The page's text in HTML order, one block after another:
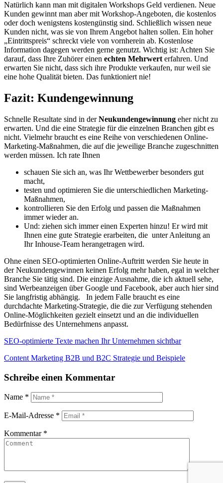
Natürlich kann man mit digitalen Workshops Geld verdienen. Neue
Kunden gewinnt man aber mit Workshop-Angeboten, die kostenlos
oder doch wenigstens kostengünstig sind. Schließlich wissen neue
Kunden nicht, was sie von Ihrem Angebot halten sollen. Ein hoher
„Eintrittspreis“ schreckt viele von vornherein ab. Kostenlose
Information dagegen werden gerne genutzt. Wichtig ist: Achten Sie
darauf, dass Ihre Zuhörer einen echten Mehrwert erfahren. Und
erwarten Sie nicht, dass sich ihre Produkte verkaufen, nur weil sie
eine hohe Qualität bieten. Das funktioniert nie!
Fazit: Kundengewinnung
Schnelle Resultate sind in derNeukundengewinnung eher nicht zu
erwarten. Und die eine Strategie für die einzelnen Branchen gibt es
nicht. Vielmehr braucht es eine Reihe von verschiedenen Online-
Marketing-Maßnahmen, die auf die jeweilige Branche zugeschnitten
werden müssen. Ich rate Ihnen
schauen Sie sich an, was Ihr Wettbewerber besonders gut
macht,
testen und optimieren Sie die unterschiedlichen Marketing-
Maßnahmen,
kontrollieren Sie den Erfolg und passen die Maßnahmen
immer wieder an.
Und: ziehen sich immer einen Experten hinzu! Er wird mit
Ihnen eine gute Strategie erarbeiten, die unter Anleitung an
Ihr Inhouse-Team herangetragen wird.
Ohne einen SEO-optimierten Online-Auftritt werden Sie heute in
der Neukundengewinnen keinen Erfolg mehr haben, egal in welcher
Branche Sie tätig sind. Die einzige Ausnahme, die ich aktuell sehe,
sind Werbeanzeigen über Google und Facebook, aber auch hier sind
Sie langfristig abhängig. In jedem Falle braucht es eine
durchdachte Marketing-Strategie, die die zur Verfügung stehenden
Online-Möglichkeiten gezielt einsetzt und an die individuellen
Bedürfnisse des Unternehmens anpasst.
Beitragsnavigation
SEO-optimierte Texte machen Ihr Unternehmen sichtbar
Content Marketing B2B und B2C Strategie und Beispiele
Schreibe einen Kommentar
Name *
E-Mail-Adresse *
Kommentar *